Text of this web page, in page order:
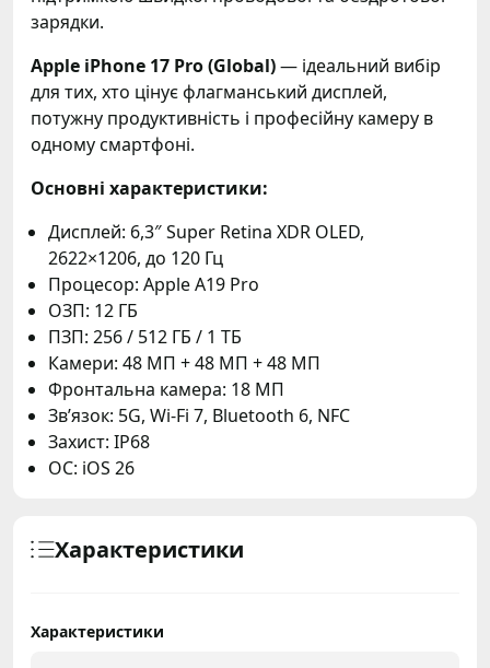
зарядки.
Apple iPhone 17 Pro (Global)— ідеальний вибір
для тих, хто цінує флагманський дисплей,
потужну продуктивність і професійну камеру в
одному смартфоні.
Основні характеристики:
Дисплей: 6,3″ Super Retina XDR OLED,
2622×1206, до 120 Гц
Процесор: Apple A19 Pro
ОЗП: 12 ГБ
ПЗП: 256 / 512 ГБ / 1 ТБ
Камери: 48 МП + 48 МП + 48 МП
Фронтальна камера: 18 МП
Звʼязок: 5G, Wi-Fi 7, Bluetooth 6, NFC
Захист: IP68
ОС: iOS 26
Характеристики
Характеристики